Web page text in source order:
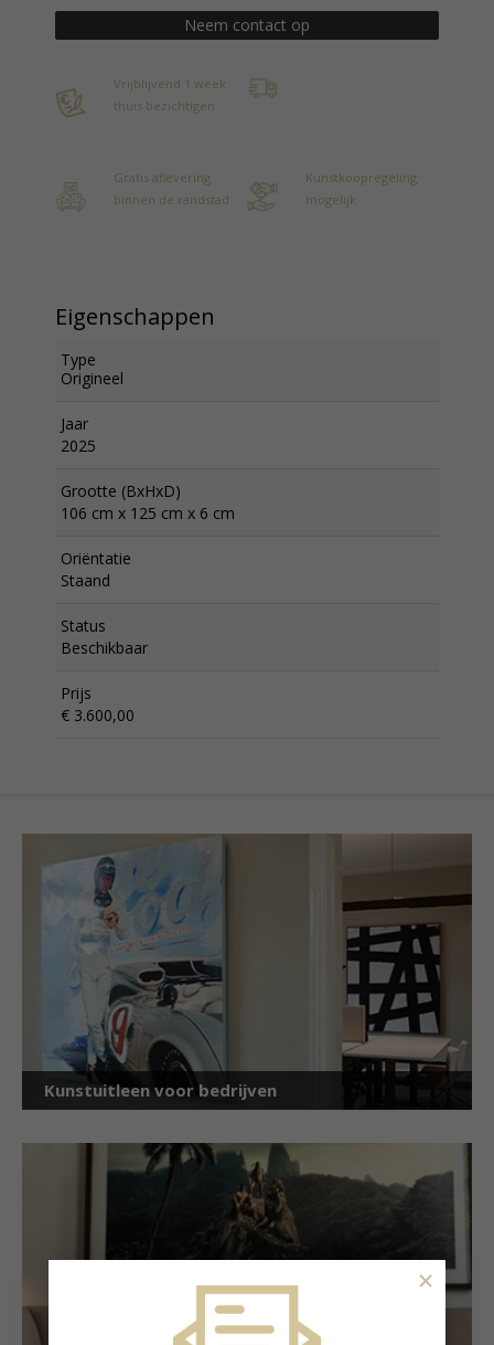
Neem contact op
Vrijblijvend 1 week
thuis bezichtigen
Gratis aflevering
binnen de randstad
Kunstkoopregeling
mogelijk
Eigenschappen
Type
Origineel
Jaar
2025
Grootte (BxHxD)
106 cm x 125 cm x 6 cm
Oriëntatie
Staand
Status
Beschikbaar
Prijs
€ 3.600,00
Kunstuitleen voor bedrijven
×